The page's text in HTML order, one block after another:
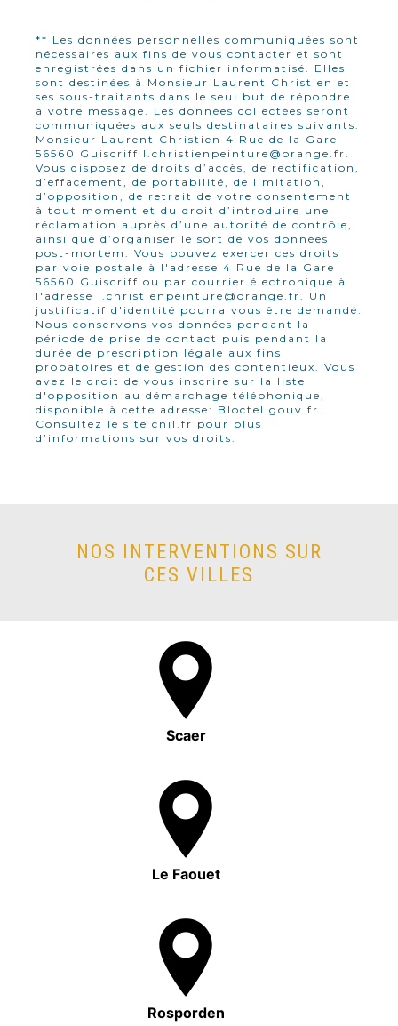
** Les données personnelles communiquées sont
nécessaires aux fins de vous contacter et sont
enregistrées dans un fichier informatisé. Elles
sont destinées à Monsieur Laurent Christien et
ses sous-traitants dans le seul but de répondre
à votre message. Les données collectées seront
communiquées aux seuls destinataires suivants:
Monsieur Laurent Christien 4 Rue de la Gare
56560 Guiscriff l.christienpeinture@orange.fr.
Vous disposez de droits d’accès, de rectification,
d’effacement, de portabilité, de limitation,
d’opposition, de retrait de votre consentement
à tout moment et du droit d’introduire une
réclamation auprès d’une autorité de contrôle,
ainsi que d’organiser le sort de vos données
post-mortem. Vous pouvez exercer ces droits
par voie postale à l'adresse 4 Rue de la Gare
56560 Guiscriff ou par courrier électronique à
l'adresse l.christienpeinture@orange.fr. Un
justificatif d'identité pourra vous être demandé.
Nous conservons vos données pendant la
période de prise de contact puis pendant la
durée de prescription légale aux fins
probatoires et de gestion des contentieux. Vous
avez le droit de vous inscrire sur la liste
d'opposition au démarchage téléphonique,
disponible à cette adresse: Bloctel.gouv.fr
Consultez le site cnil.fr pour plus
d’informations sur vos droits.
NOS INTERVENTIONS SUR
CES VILLES
Scaer
Le Faouet
Rosporden